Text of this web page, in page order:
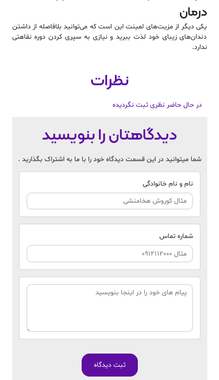
درمان
یکی دیگر از مزیت‌های لمینت این است که می‌توانید بلافاصله از داشتن
دندان‌های زیبای خود لذت ببرید و نیازی به سپری کردن دوره نقاهتی
ندارد.
نظرات
در حال حاضر نظری ثبت نگردیده
دیدگاهتان را بنویسید
شما میتوانید در این قسمت دیدگاه خود را با ما به اشتراک بگذارید .
نام و نام خانوادگی
شماره تماس
ثبت دیدگاه